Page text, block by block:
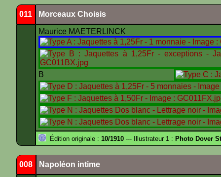
011 Morceaux Choisis
Maurice MAETERLINCK
B
Édition originale : 10/1910 --- Illustrateur 1 : Photo Dover
008 Napoléon intime